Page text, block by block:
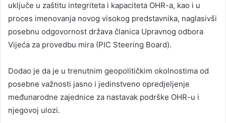
uključe u zaštitu integriteta i kapaciteta OHR-a, kao i u
proces imenovanja novog visokog predstavnika, naglasivši
posebnu odgovornost država članica Upravnog odbora
Vijeća za provedbu mira (PIC Steering Board).
Dodao je da je u trenutnim geopolitičkim okolnostima od
posebne važnosti jasno i jedinstveno opredjeljenje
međunarodne zajednice za nastavak podrške OHR-u i
njegovoj ulozi.